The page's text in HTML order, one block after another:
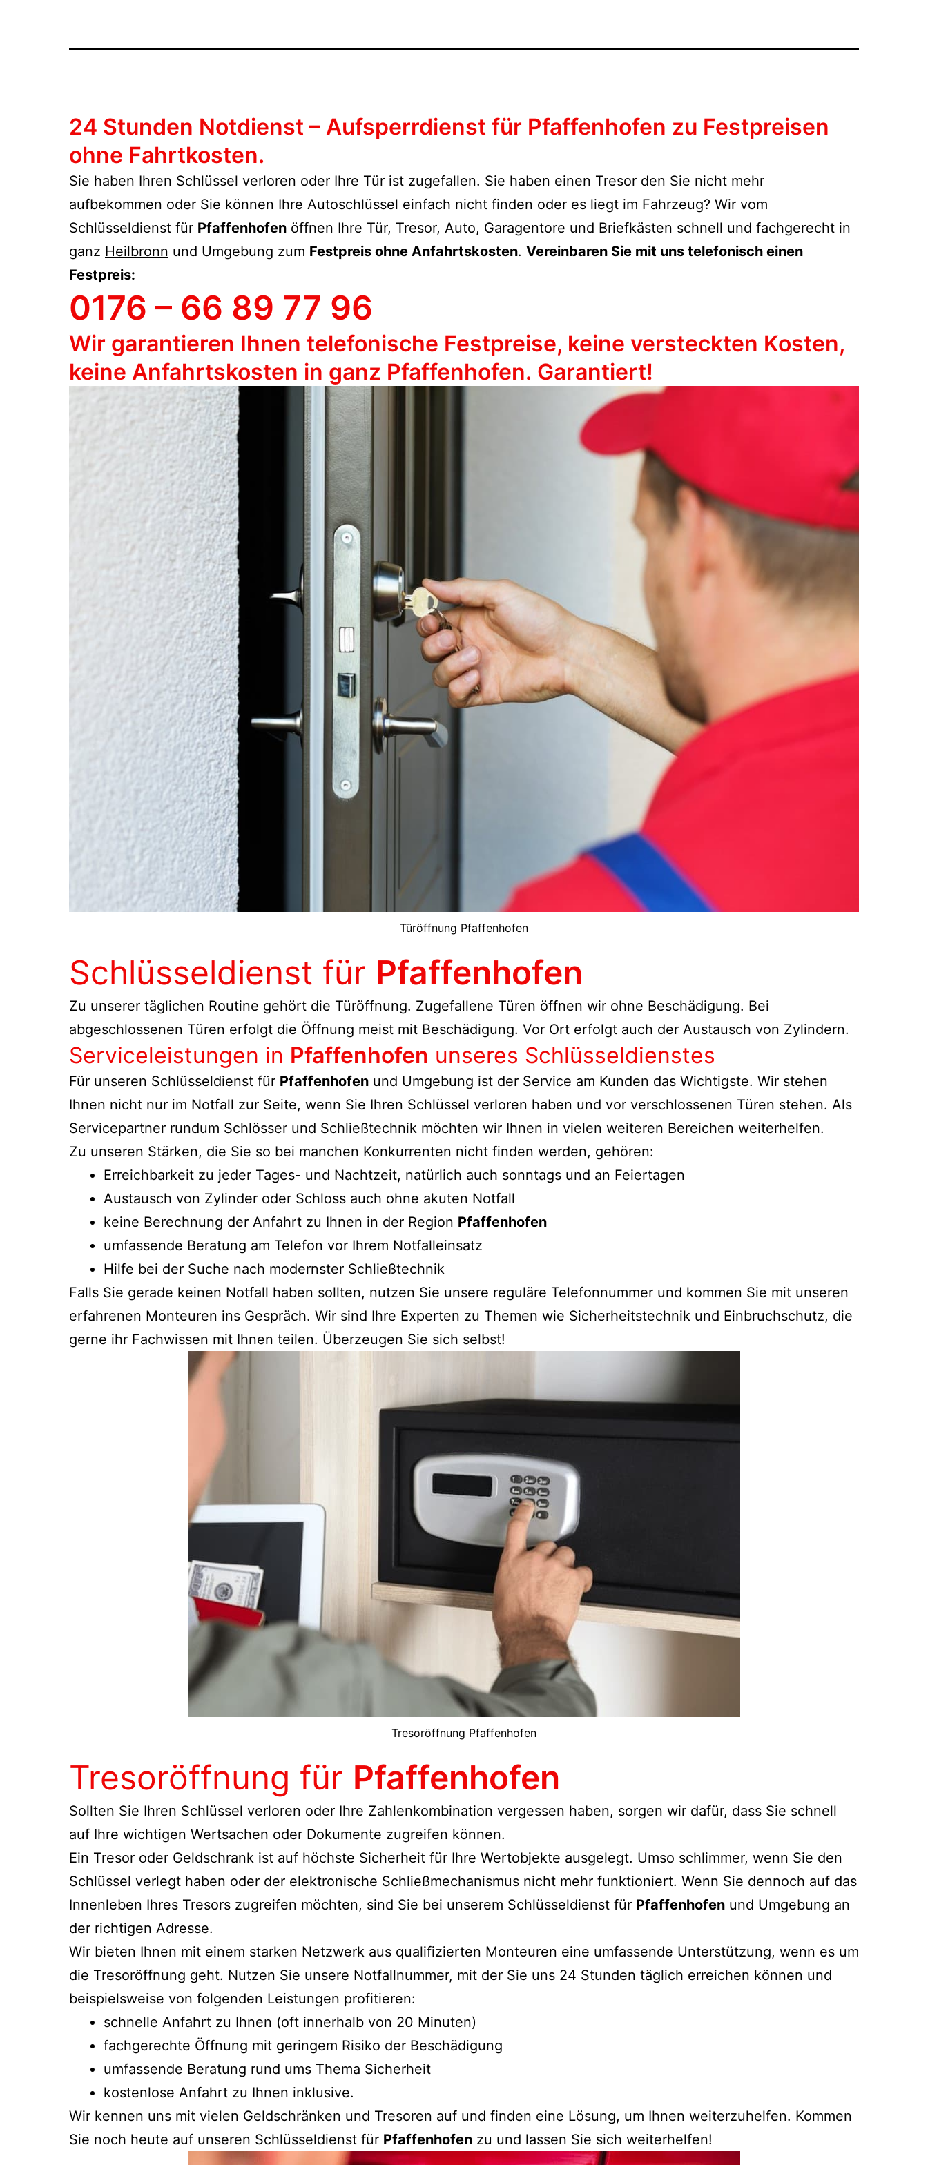
24 Stunden Notdienst – Aufsperrdienst für Pfaffenhofen zu Festpreisen
ohne Fahrtkosten.
Sie haben Ihren Schlüssel verloren oder Ihre Tür ist zugefallen. Sie haben einen Tresor den Sie nicht mehr
aufbekommen oder Sie können Ihre Autoschlüssel einfach nicht finden oder es liegt im Fahrzeug? Wir vom
Schlüsseldienst für Pfaffenhofen öffnen Ihre Tür, Tresor, Auto, Garagentore und Briefkästen schnell und fachgerecht in
ganz Heilbronn und Umgebung zum Festpreis ohne Anfahrtskosten. Vereinbaren Sie mit uns telefonisch einen
Festpreis:
0176 – 66 89 77 96
Wir garantieren Ihnen telefonische Festpreise, keine versteckten Kosten,
keine Anfahrtskosten in ganz Pfaffenhofen. Garantiert!
Türöffnung Pfaffenhofen
Schlüsseldienst für Pfaffenhofen
Zu unserer täglichen Routine gehört die Türöffnung. Zugefallene Türen öffnen wir ohne Beschädigung. Bei
abgeschlossenen Türen erfolgt die Öffnung meist mit Beschädigung. Vor Ort erfolgt auch der Austausch von Zylindern.
Serviceleistungen in Pfaffenhofen unseres Schlüsseldienstes
Für unseren Schlüsseldienst für Pfaffenhofen und Umgebung ist der Service am Kunden das Wichtigste. Wir stehen
Ihnen nicht nur im Notfall zur Seite, wenn Sie Ihren Schlüssel verloren haben und vor verschlossenen Türen stehen. Als
Servicepartner rundum Schlösser und Schließtechnik möchten wir Ihnen in vielen weiteren Bereichen weiterhelfen.
Zu unseren Stärken, die Sie so bei manchen Konkurrenten nicht finden werden, gehören:
Erreichbarkeit zu jeder Tages- und Nachtzeit, natürlich auch sonntags und an Feiertagen
Austausch von Zylinder oder Schloss auch ohne akuten Notfall
keine Berechnung der Anfahrt zu Ihnen in der Region Pfaffenhofen
umfassende Beratung am Telefon vor Ihrem Notfalleinsatz
Hilfe bei der Suche nach modernster Schließtechnik
Falls Sie gerade keinen Notfall haben sollten, nutzen Sie unsere reguläre Telefonnummer und kommen Sie mit unseren
erfahrenen Monteuren ins Gespräch. Wir sind Ihre Experten zu Themen wie Sicherheitstechnik und Einbruchschutz, die
gerne ihr Fachwissen mit Ihnen teilen. Überzeugen Sie sich selbst!
Tresoröffnung Pfaffenhofen
Tresoröffnung für Pfaffenhofen
Sollten Sie Ihren Schlüssel verloren oder Ihre Zahlenkombination vergessen haben, sorgen wir dafür, dass Sie schnell
auf Ihre wichtigen Wertsachen oder Dokumente zugreifen können.
Ein Tresor oder Geldschrank ist auf höchste Sicherheit für Ihre Wertobjekte ausgelegt. Umso schlimmer, wenn Sie den
Schlüssel verlegt haben oder der elektronische Schließmechanismus nicht mehr funktioniert. Wenn Sie dennoch auf das
Innenleben Ihres Tresors zugreifen möchten, sind Sie bei unserem Schlüsseldienst für Pfaffenhofen und Umgebung an
der richtigen Adresse.
Wir bieten Ihnen mit einem starken Netzwerk aus qualifizierten Monteuren eine umfassende Unterstützung, wenn es um
die Tresoröffnung geht. Nutzen Sie unsere Notfallnummer, mit der Sie uns 24 Stunden täglich erreichen können und
beispielsweise von folgenden Leistungen profitieren:
schnelle Anfahrt zu Ihnen (oft innerhalb von 20 Minuten)
fachgerechte Öffnung mit geringem Risiko der Beschädigung
umfassende Beratung rund ums Thema Sicherheit
kostenlose Anfahrt zu Ihnen inklusive.
Wir kennen uns mit vielen Geldschränken und Tresoren auf und finden eine Lösung, um Ihnen weiterzuhelfen. Kommen
Sie noch heute auf unseren Schlüsseldienst für Pfaffenhofen zu und lassen Sie sich weiterhelfen!